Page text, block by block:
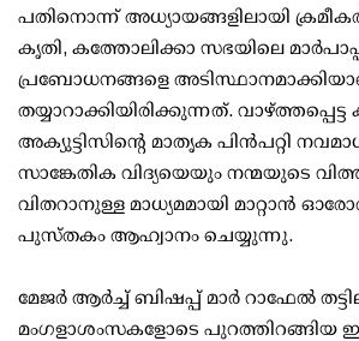
പതിനൊന്ന് അധ്യായങ്ങളിലായി
കൃതി, കത്തോലിക്കാ സഭയിലെ
പ്രബോധനങ്ങളെ
തയ്യാറാക്കിയിരിക്കുന്നത്.
അക്യുട്ടിസിന്റെ മാതൃക പിൻപറ്റി
സാങ്കേതിക വിദ്യയെയും നന്മയുടെ
വിതറാനുള്ള മാധ്യമമായി മാറ്റാൻ
പുസ്തകം ആഹ്വാനം ചെയ്യുന്നു.
മേജർ ആർച്ച് ബിഷപ്പ് മാർ റാഫേൽ
മംഗളാശംസകളോടെ